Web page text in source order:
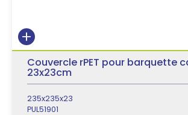
Couvercle rPET pour barquette
23x23cm
235x235x23
PUL51901